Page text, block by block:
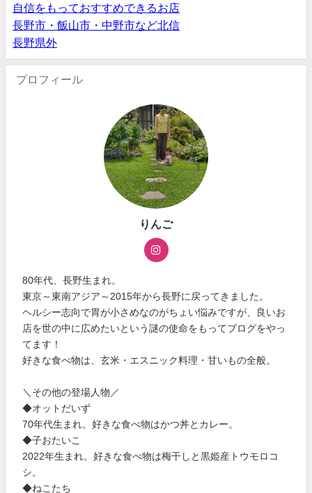
自信をもっておすすめできるお店
長野市・飯山市・中野市など北信
長野県外
プロフィール
りんご
80年代、長野生まれ。
東京～東南アジア～2015年から長野に戻ってきました。
ヘルシー志向で胃が小さめなのがちょい悩みですが、良いお
店を世の中に広めたいという謎の使命をもってブログをやっ
てます！
好きな食べ物は、玄米・エスニック料理・甘いもの全般。
＼その他の登場人物／
◆オットだいず
70年代生まれ。好きな食べ物はかつ丼とカレー。
◆子おたいこ
2022年生まれ。好きな食べ物は梅干しと黒姫産トウモロコ
シ。
◆ねこたち